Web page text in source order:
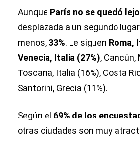
Aunque París no se quedó
desplazada a un segundo
menos, 33%. Le siguen Roma,
Venecia, Italia (27%), Cancún,
Toscana, Italia (16%), Costa
Santorini, Grecia (11%).
Según el 69% de los
otras ciudades son muy